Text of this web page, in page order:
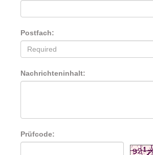
Postfach:
Nachrichteninhalt:
Prüfcode: